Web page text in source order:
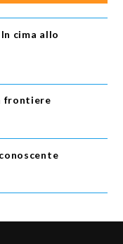
cima allo
frontiere